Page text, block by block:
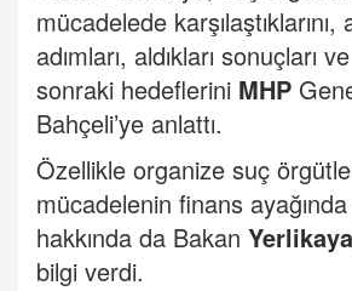
mücadelede karşılaştıklarını,
adımları, aldıkları sonuçları
sonraki hedeflerini MHP
Bahçeli’ye anlattı.
Özellikle organize suç
mücadelenin finans ayağında
hakkında da Bakan Yerlikaya
bilgi verdi.